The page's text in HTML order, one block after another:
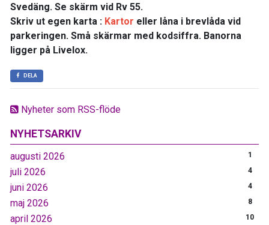
Nyheter som RSS-flöde
NYHETSARKIV
augusti 2026 1
juli 2026 4
juni 2026 4
maj 2026 8
april 2026 10
Svedäng. Se skärm vid Rv 55.
Skriv ut egen karta : Kartor eller låna i brevlåda vid
parkeringen. Små skärmar med kodsiffra. Banorna
ligger på Livelox.
DELA